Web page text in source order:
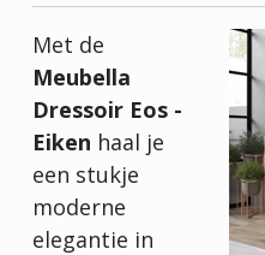
Met de
Meubella
Dressoir Eos -
Eiken haal je
een stukje
moderne
elegantie in